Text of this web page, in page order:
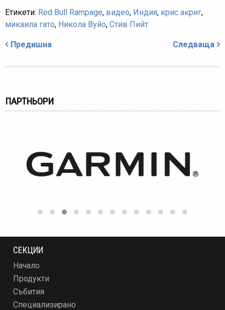
Етикети: Red Bull Rampage, видео, Индия, крис акриг,
микаила гато, Никола Вуйо, Стив Пийт
Предишна Следваща
ПАРТНЬОРИ
СЕКЦИИ
Начало
Продукти
Събития
Специализирано